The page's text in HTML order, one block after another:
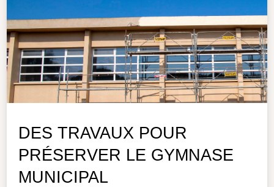
DES TRAVAUX POUR
PRÉSERVER LE GYMNASE
MUNICIPAL